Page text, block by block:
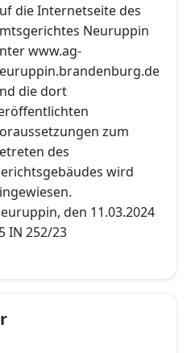
die Internetseite des
Neuruppin
www.ag-
die dort
zum
des
wird
den 11.03.2024
IN 252/23